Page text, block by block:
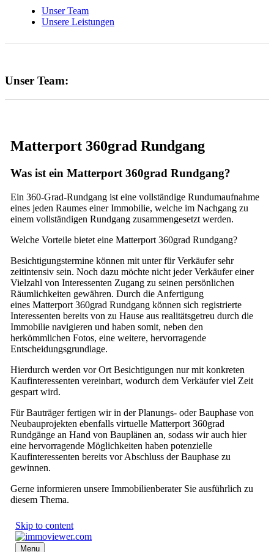
Unser Team
Unsere Leistungen
Unser Team:
Matterport 360grad Rundgang
Was ist ein Matterport 360grad Rundgang?
Ein 360-Grad-Rundgang ist eine vollständige Rundumaufnahme
eines jeden Raumes einer Immobilie, welche im Nachgang zu
einem vollständigen Rundgang zusammengesetzt werden.
Welche Vorteile bietet eine Matterport 360grad Rundgang?
Besichtigungstermine können mit unter für Verkäufer sehr
zeitintensiv sein. Noch dazu möchte nicht jeder Verkäufer einer
Vielzahl von Interessenten Zugang zu seinen persönlichen
Räumlichkeiten gewähren. Durch die Anfertigung
eines Matterport 360grad Rundgang können sich registrierte
Interessenten bereits von zu Hause aus realitätsgetreu durch die
Immobilie navigieren und haben somit, neben den
herkömmlichen Fotos, eine weitere, hervorragende
Entscheidungsgrundlage.
Hierdurch werden vor Ort Besichtigungen nur mit konkreten
Kaufinteressenten vereinbart, wodurch dem Verkäufer viel Zeit
gespart wird.
Für Bauträger fertigen wir in der Planungs- oder Bauphase von
Neubauprojekten ebenfalls virtuelle Matterport 360grad
Rundgänge an Hand von Bauplänen an, sodass wir auch hier
eine hervorragende Möglichkeiten haben potenzielle
Kaufinteressenten bereits vor Abschluss der Bauphase zu
gewinnen.
Gerne informieren unsere Immobilienberater Sie ausführlich zu
diesem Thema.